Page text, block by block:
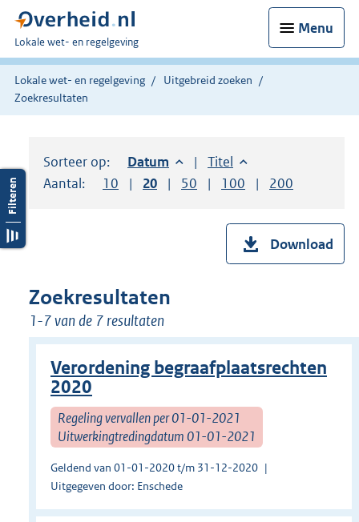
Menu
U
bent
hier:
Lokale wet- en regelgeving
Lokale wet- en regelgeving
Uitgebreid zoeken
Zoekresultaten
Sorteer op: Sorteer op:
Datum aflopendSorteer op:
Titel oplopend
Aantal:
Toon
10 resultaten per pagina
Toon
20 resultaten per pagina
Toon
50 resultaten per pagina
Toon
100 resultaten per
Toon
200
Download
Zoekresultaten
1-7 van de 7 resultaten
Verordening begraafplaatsrechten
2020
Regeling vervallen per 01-01-2021
Uitwerkingtredingdatum 01-01-2021
Geldend van 01-01-2020 t/m 31-12-2020
Uitgegeven door: Enschede